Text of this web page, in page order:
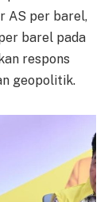
AS per barel,
barel pada
respons
geopolitik.